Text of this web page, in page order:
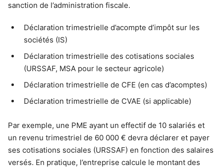
sanction de l’administration fiscale.
Déclaration trimestrielle d’acompte d’impôt sur les
sociétés (IS)
Déclaration trimestrielle des cotisations sociales
(URSSAF, MSA pour le secteur agricole)
Déclaration trimestrielle de CFE (en cas d’acomptes)
Déclaration trimestrielle de CVAE (si applicable)
Par exemple, une PME ayant un effectif de 10 salariés et
un revenu trimestriel de 60 000 € devra déclarer et payer
ses cotisations sociales (URSSAF) en fonction des salaires
versés. En pratique, l’entreprise calcule le montant des